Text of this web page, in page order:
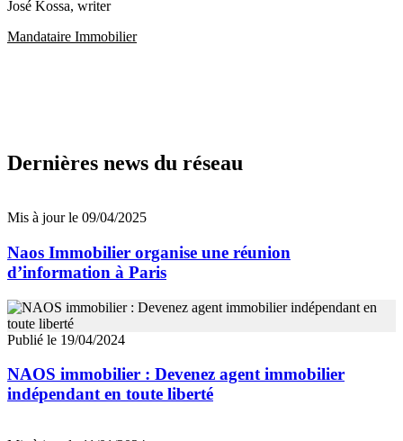
José Kossa, writer
Mandataire Immobilier
Dernières news du réseau
Mis à jour le 09/04/2025
Naos Immobilier organise une réunion
d’information à Paris
Publié le 19/04/2024
NAOS immobilier : Devenez agent immobilier
indépendant en toute liberté